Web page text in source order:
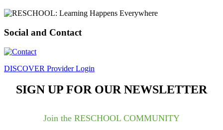
Social and Contact
DISCOVER Provider Login
SIGN UP FOR OUR NEWSLETTER
Join the RESCHOOL COMMUNITY